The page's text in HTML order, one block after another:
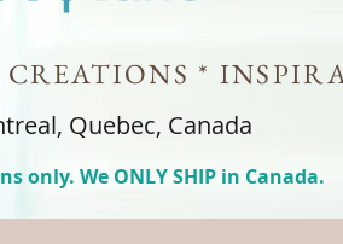
*
Quebec, Canada
only. We ONLY SHIP in Canada.